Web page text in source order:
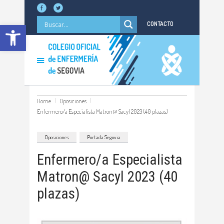
Abrir barra de herramientas CONTACTO
Home
Oposiciones
Enfermero/a Especialista Matron@ Sacyl 2023 (40 plazas)
Oposiciones Portada Segovia
Enfermero/a Especialista
Matron@ Sacyl 2023 (40
plazas)